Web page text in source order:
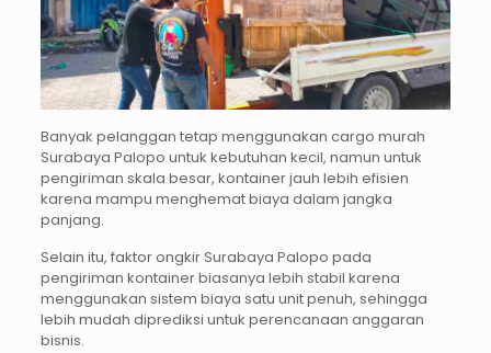
Banyak pelanggan tetap menggunakan cargo murah
Surabaya Palopo untuk kebutuhan kecil, namun untuk
pengiriman skala besar, kontainer jauh lebih efisien
karena mampu menghemat biaya dalam jangka
panjang.
Selain itu, faktor ongkir Surabaya Palopo pada
pengiriman kontainer biasanya lebih stabil karena
menggunakan sistem biaya satu unit penuh, sehingga
lebih mudah diprediksi untuk perencanaan anggaran
bisnis.